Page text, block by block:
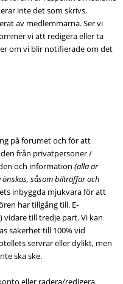
inte det som skrivs.
av medlemmarna. Ser vi
vi att redigera eller ta
om vi blir notifierade om det
på forumet och för att
från privatpersoner /
och information (alla är
såsom bilträffar och
inbyggda mjukvara för att
har tillgång till. E-
vidare till tredje part. Vi kan
säkerhet till 100% vid
servrar eller dylikt, men
ska ske.
eller radera/redigera